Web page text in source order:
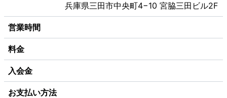
兵庫県三田市中央町4−10 宮脇三田ビル2F
営業時間
料金
入会金
お支払い方法